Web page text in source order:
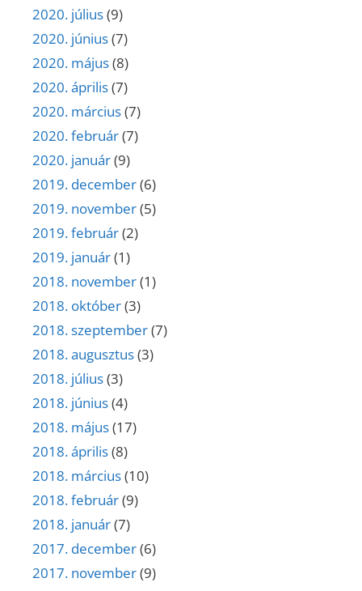
2020. július(9)
2020. június(7)
2020. május(8)
2020. április(7)
2020. március(7)
2020. február(7)
2020. január(9)
2019. december(6)
2019. november(5)
2019. február(2)
2019. január(1)
2018. november(1)
2018. október(3)
2018. szeptember(7)
2018. augusztus(3)
2018. július(3)
2018. június(4)
2018. május(17)
2018. április(8)
2018. március(10)
2018. február(9)
2018. január(7)
2017. december(6)
2017. november(9)